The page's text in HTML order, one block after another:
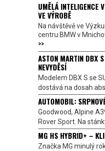
UMĚLÁ INTELIGENCE
VE VÝROBĚ
Na návštěvě ve
centru BMW v
>>
ASTON MARTIN DBX
NEVYDĚSÍ
Modelem DBX S se
dostává na dosah
AUTOMOBIL:
Goodwood, Alpine
Rover Sport. Na
MG HS HYBRID+ –
Značka MG minulý